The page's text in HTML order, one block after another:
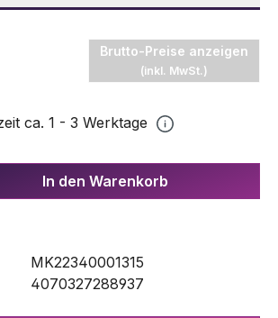
Brutto-Preise anzeigen
(inkl. MwSt.)
ca. 1 - 3 Werktage
den gewünschten Wert
In den Warenkorb
MK22340001315
4070327288937